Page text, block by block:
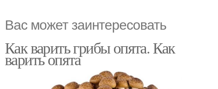
Вас может заинтересовать
Как варить грибы опята. Как
варить опята